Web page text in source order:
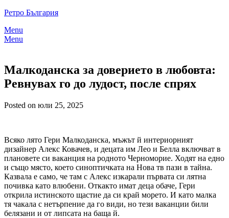
Skip
content
Ретро България
Menu
Menu
Малкоданска за доверието в любовта:
Ревнувах го до лудост, после спрях
Posted on юли 25, 2025
Всяко лято Гери Малкоданска, мъжът й интериорният
дизайнер Алекс Ковачев, и децата им Лео и Белла включват в
плановете си ваканция на родното Черноморие. Ходят на едно
и също място, което синоптичката на Нова тв пази в тайна.
Казвала е само, че там с Алекс изкарали първата си лятна
почивка като влюбени. Откакто имат деца обаче, Гери
открила истинското щастие да си край морето. И като малка
тя чакала с нетърпение да го види, но тези ваканции били
белязани и от липсата на баща й.